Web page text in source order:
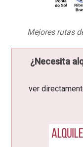
Mejores rutas
¿Necesita
ver